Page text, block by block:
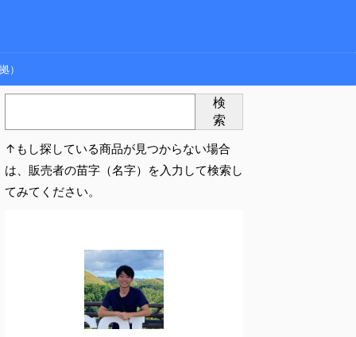
）
検
索
↑もし探している商品が見つからない場合
は、販売者の苗字（名字）を入力して検索し
てみてください。